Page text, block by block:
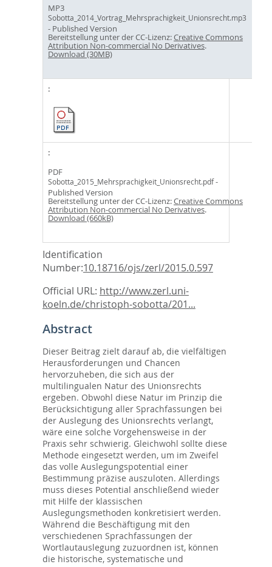
MP3
Sobotta_2014_Vortrag_Mehrsprachigkeit_Unionsrecht.mp3
- Published Version
Bereitstellung unter der CC-Lizenz:Creative Commons
Attribution Non-commercial No Derivatives.
Download (30MB)
PDF
Sobotta_2015_Mehrsprachigkeit_Unionsrecht.pdf-
Published Version
Bereitstellung unter der CC-Lizenz:Creative Commons
Attribution Non-commercial No Derivatives.
Download (660kB)
Identification
Number:10.18716/ojs/zerl/2015.0.597
Official URL: http://www.zerl.uni-
koeln.de/christoph-sobotta/201...
Abstract
Dieser Beitrag zielt darauf ab, die vielfältigen
Herausforderungen und Chancen
hervorzuheben, die sich aus der
multilingualen Natur des Unionsrechts
ergeben. Obwohl diese Natur im Prinzip die
Berücksichtigung aller Sprachfassungen bei
der Auslegung des Unionsrechts verlangt,
wäre eine solche Vorgehensweise in der
Praxis sehr schwierig. Gleichwohl sollte diese
Methode eingesetzt werden, um im Zweifel
das volle Auslegungspotential einer
Bestimmung präzise auszuloten. Allerdings
muss dieses Potential anschließend wieder
mit Hilfe der klassischen
Auslegungsmethoden konkretisiert werden.
Während die Beschäftigung mit den
verschiedenen Sprachfassungen der
Wortlautauslegung zuzuordnen ist, können
die historische, systematische und